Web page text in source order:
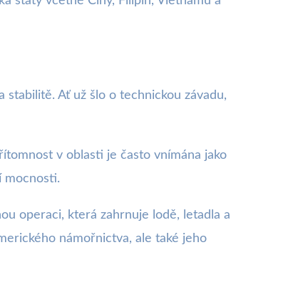
Ať už šlo o technickou závadu,
v oblasti je často vnímána jako
mocnosti.
operaci, která zahrnuje lodě, letadla a
námořnictva, ale také jeho